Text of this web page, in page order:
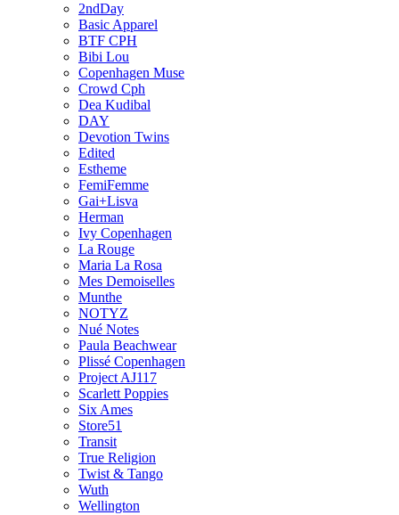
2ndDay
Basic Apparel
BTF CPH
Bibi Lou
Copenhagen Muse
Crowd Cph
Dea Kudibal
DAY
Devotion Twins
Edited
Estheme
FemiFemme
Gai+Lisva
Herman
Ivy Copenhagen
La Rouge
Maria La Rosa
Mes Demoiselles
Munthe
NOTYZ
Nué Notes
Paula Beachwear
Plissé Copenhagen
Project AJ117
Scarlett Poppies
Six Ames
Store51
Transit
True Religion
Twist & Tango
Wuth
Wellington